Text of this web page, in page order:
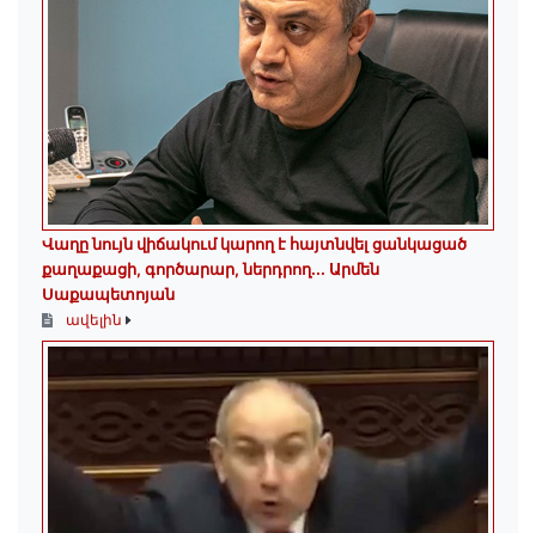
Վաղը նույն վիճակում կարող է հայտնվել ցանկացած
քաղաքացի, գործարար, ներդրող.․․ Արմեն
Սաքապետոյան
ավելին